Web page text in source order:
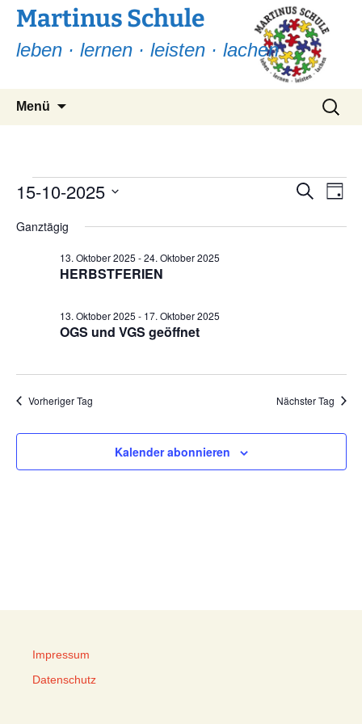
Martinus Schule
leben · lernen · leisten · lachen
Menü
Suchen
nach:
Veranstaltungen
für
2025
Suche
Tag
15-10-2025
wählen.
Ganztägig
HERBSTFERIEN
13. Oktober 2025 -24. Oktober 2025
OGS und VGS geöffnet
13. Oktober 2025 - 17. Oktober 2025
Vorheriger Tag Nächster Tag
Kalender abonnieren
Impressum
Datenschutz